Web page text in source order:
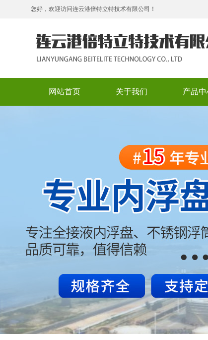
您好，欢迎访问连云港倍特立特技术有限公司！
网站首页 关于我们 产品中